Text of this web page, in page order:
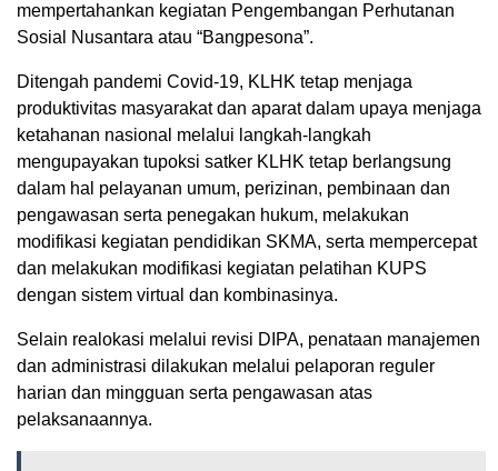
mempertahankan kegiatan Pengembangan Perhutanan
Sosial Nusantara atau “Bangpesona”.
Ditengah pandemi Covid-19, KLHK tetap menjaga
produktivitas masyarakat dan aparat dalam upaya menjaga
ketahanan nasional melalui langkah-langkah
mengupayakan tupoksi satker KLHK tetap berlangsung
dalam hal pelayanan umum, perizinan, pembinaan dan
pengawasan serta penegakan hukum, melakukan
modifikasi kegiatan pendidikan SKMA, serta mempercepat
dan melakukan modifikasi kegiatan pelatihan KUPS
dengan sistem virtual dan kombinasinya.
Selain realokasi melalui revisi DIPA, penataan manajemen
dan administrasi dilakukan melalui pelaporan reguler
harian dan mingguan serta pengawasan atas
pelaksanaannya.